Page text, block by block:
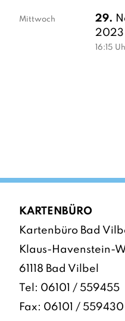
Mittwoch 29.
2023
16:15
KARTENBÜRO
Kartenbüro Bad
Klaus-Havenstein-
61118 Bad Vilbel
Tel: 06101 / 559455
Fax: 06101 / 559430